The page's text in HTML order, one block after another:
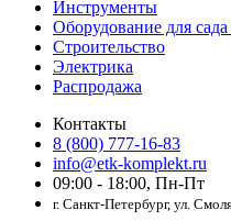
Инструменты
Оборудование для
Строительство
Электрика
Распродажа
Контакты
8 (800) 777-16-83
info@etk-komplekt.ru
09:00 - 18:00, Пн-Пт
г. Санкт-Петербург, ул.